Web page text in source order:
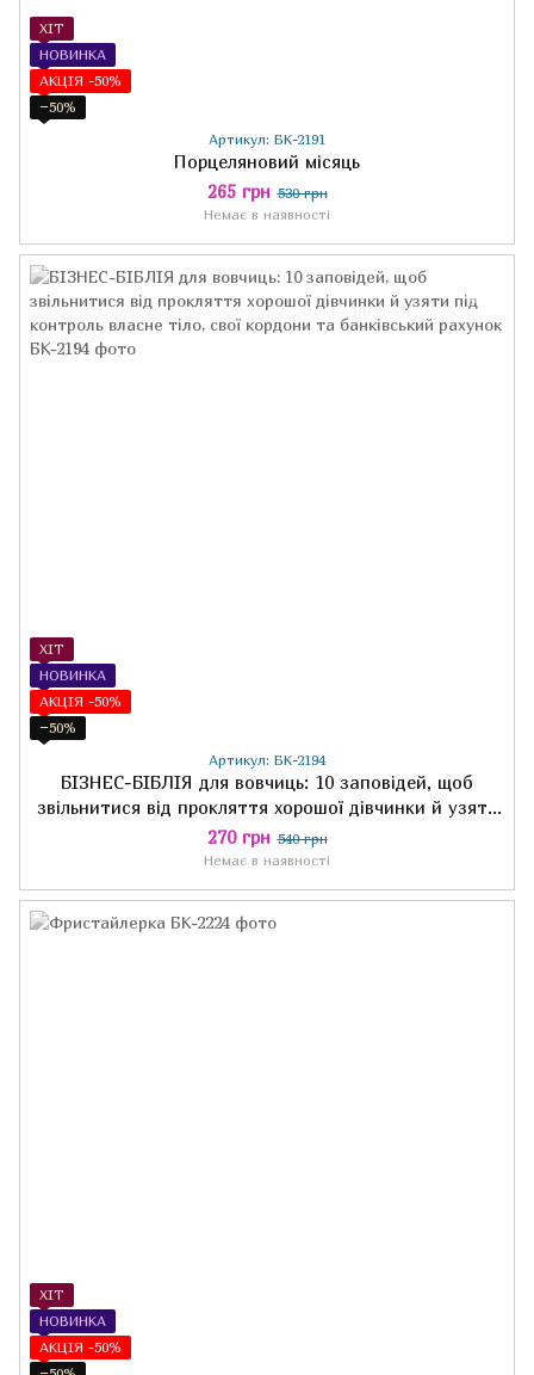
ХІТ
НОВИНКА
АКЦІЯ -50%
−50%
Артикул: БК-2191
Порцеляновий місяць
265 грн 530 грн
Немає в наявності
ХІТ
НОВИНКА
АКЦІЯ -50%
−50%
Артикул: БК-2194
БІЗНЕС-БІБЛІЯ для вовчиць: 10 заповідей, щоб
звільнитися від прокляття хорошої дівчинки й узяти
під контроль власне тіло, свої кордони та
банківський рахунок
270 грн 540 грн
Немає в наявності
ХІТ
НОВИНКА
АКЦІЯ -50%